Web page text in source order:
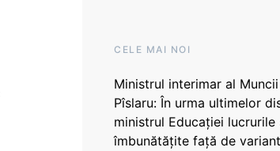
CELE MAI NOI
Ministrul interimar al
Pîslaru: În urma ultimelor
ministrul Educației lucrurile
îmbunătățite față de